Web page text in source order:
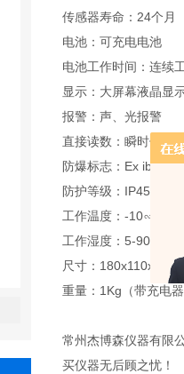
传感器寿命：24个月
电池：可充电电池
电池工作时间：连续
显示：大屏幕液晶显
报警：声、光报警
直接读数：瞬时值、
防爆标志：Ex
防护等级：IP45
工作温度：-10∽45℃
工作湿度：5-90%RH
尺寸：
重量：1Kg（带充电器
常州杰博森仪器有限
买仪器无后顾之忧！